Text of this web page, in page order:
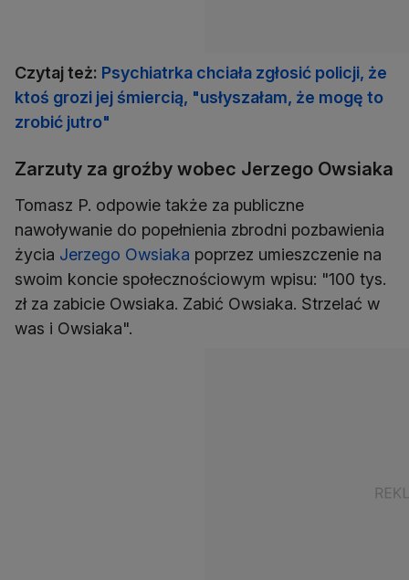
Czytaj też: Psychiatrka chciała zgłosić policji, że
ktoś grozi jej śmiercią, "usłyszałam, że mogę to
zrobić jutro"
Zarzuty za groźby wobec Jerzego Owsiaka
Tomasz P. odpowie także za publiczne
nawoływanie do popełnienia zbrodni pozbawienia
życia Jerzego Owsiaka poprzez umieszczenie na
swoim koncie społecznościowym wpisu: "100 tys.
zł za zabicie Owsiaka. Zabić Owsiaka. Strzelać w
was i Owsiaka".